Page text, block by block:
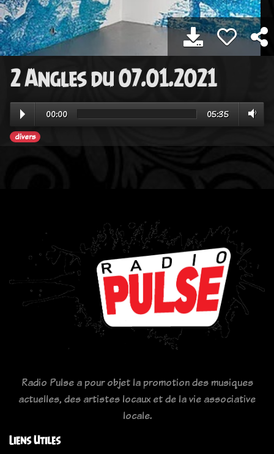
2 Angles du 07.01.2021
00:00 05:35
divers
Radio Pulse a pour objet la promotion des musiques
actuelles, des artistes locaux et de la vie associative
locale.
Liens Utiles